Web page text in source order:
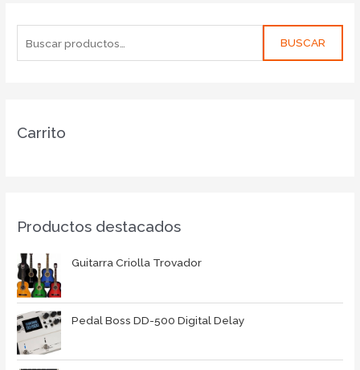
BUSCAR
Carrito
Productos destacados
Guitarra Criolla Trovador
Pedal Boss DD-500 Digital Delay